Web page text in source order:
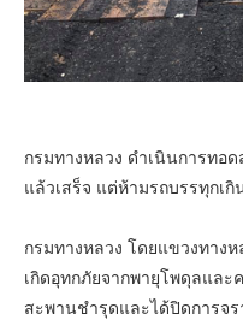
กรมทางหลวง ดำเนินการทอ
แล้วเสร็จ แต่ห้ามรถบรรทุกเ
กรมทางหลวง โดยแขวงทาง
เกิดอุทกภัยจากพายุโพดุลและ
สะพานชำรุดและได้ปิดการจร